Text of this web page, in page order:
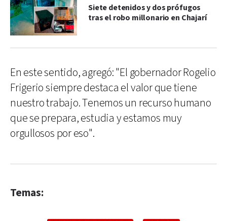
Siete detenidos y dos prófugos
tras el robo millonario en Chajarí
En este sentido, agregó: "El gobernador Rogelio
Frigerio siempre destaca el valor que tiene
nuestro trabajo. Tenemos un recurso humano
que se prepara, estudia y estamos muy
orgullosos por eso".
Temas: